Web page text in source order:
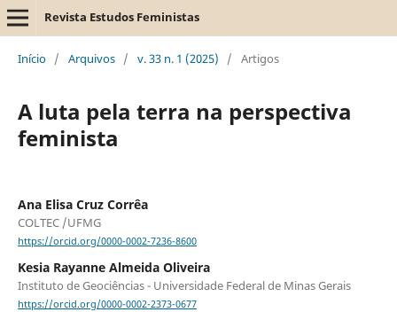
Revista Estudos Feministas
Início / Arquivos / v. 33 n. 1 (2025) / Artigos
A luta pela terra na perspectiva
feminista
Ana Elisa Cruz Corrêa
COLTEC /UFMG
https://orcid.org/0000-0002-7236-8600
Kesia Rayanne Almeida Oliveira
Instituto de Geociências - Universidade Federal de Minas Gerais
https://orcid.org/0000-0002-2373-0677